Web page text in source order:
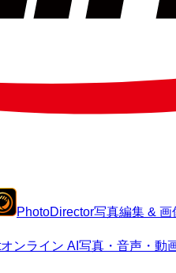
PhotoDirector写真編集 & 画
オンライン AI写真・音声・動